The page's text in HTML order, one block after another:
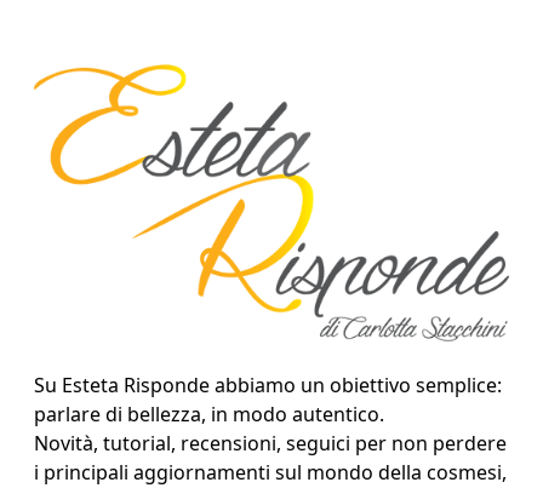
Su Esteta Risponde abbiamo un obiettivo semplice:
parlare di bellezza, in modo autentico.
Novità, tutorial, recensioni, seguici per non perdere
i principali aggiornamenti sul mondo della cosmesi,